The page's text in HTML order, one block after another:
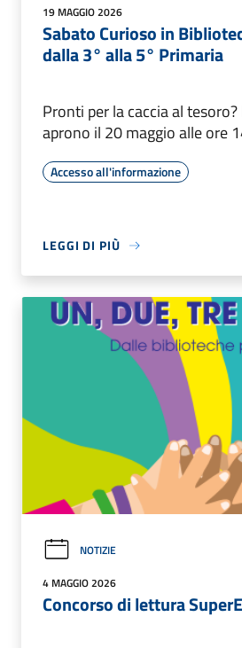
19 MAGGIO 2026
Sabato Curioso in
dalla 3° alla 5° Primaria
Pronti per la caccia al
aprono il 20 maggio alle ore
Accesso all'informazione
LEGGI DI PIÙ
NOTIZIE
4 MAGGIO 2026
Concorso di lettura